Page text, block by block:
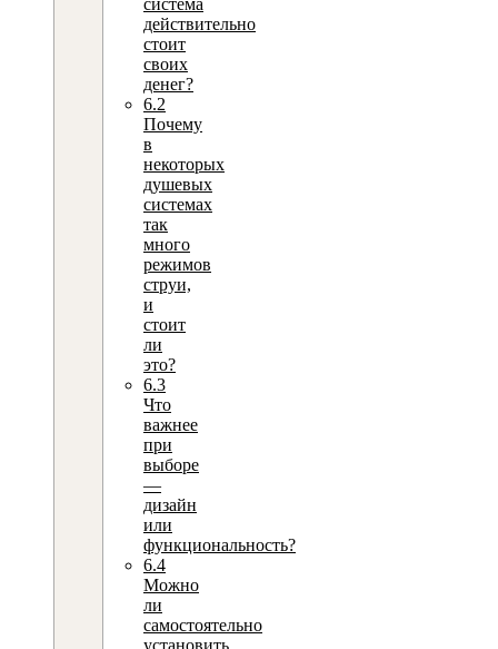
действительно
стоит
своих
денег?
6.2
Почему
в
некоторых
душевых
системах
так
много
режимов
струи,
и
стоит
ли
это?
6.3
Что
важнее
при
выборе
—
дизайн
или
функциональность?
6.4
Можно
ли
самостоятельно
установить